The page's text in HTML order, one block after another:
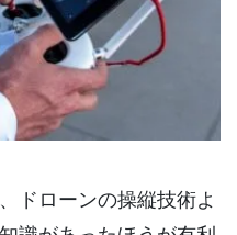
ドローンの操縦技術よ